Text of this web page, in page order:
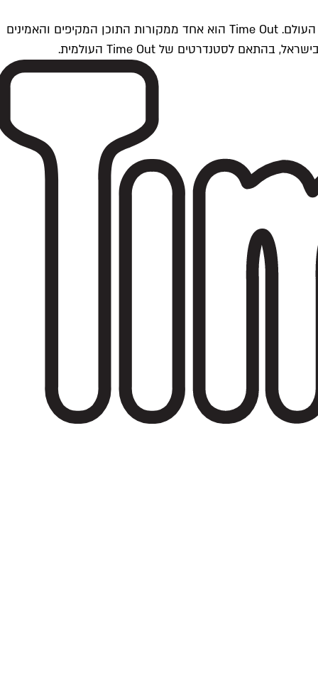
Time Outתל אביב הוא חלק מרשת Time Out Global — רשת מדיה בינלאומית הפועלת ב-360 ערים מרכזיות וב-60 מדינות ברחבי העולם. Time Out הוא אחד ממקורות התוכן המקיפים והאמינים